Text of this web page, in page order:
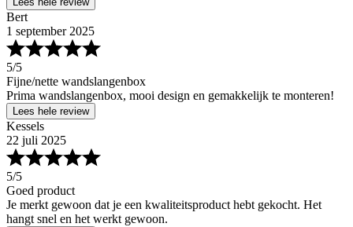
Bert
1 september 2025
5/5
Fijne/nette wandslangenbox
Prima wandslangenbox, mooi design en gemakkelijk te monteren!
Lees hele review
Kessels
22 juli 2025
5/5
Goed product
Je merkt gewoon dat je een kwaliteitsproduct hebt gekocht. Het
hangt snel en het werkt gewoon.